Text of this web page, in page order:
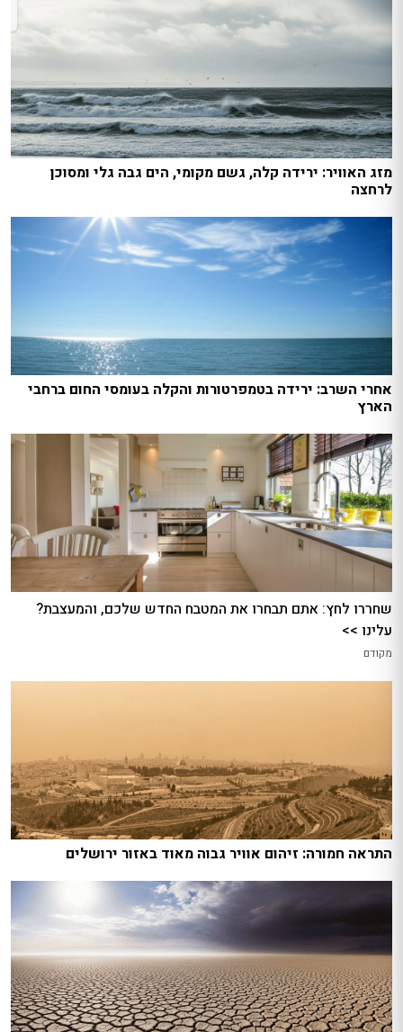
מזג האוויר: ירידה קלה, גשם מקומי, הים גבה גלי ומסוכן
לרחצה
אחרי השרב: ירידה בטמפרטורות והקלה בעומסי החום ברחבי
הארץ
שחררו לחץ: אתם תבחרו את המטבח החדש שלכם, והמעצבת?
עלינו >>
מקודם
התראה חמורה: זיהום אוויר גבוה מאוד באזור ירושלים